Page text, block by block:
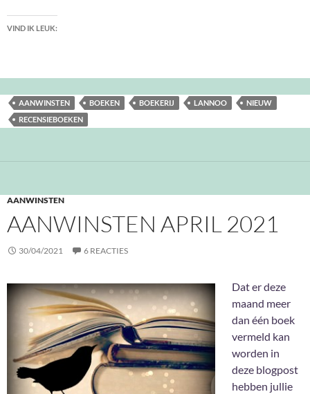
VIND IK LEUK:
AANWINSTEN BOEKEN BOEKERIJ LANNOO
NIEUW
RECENSIEBOEKEN
AANWINSTEN
AANWINSTEN APRIL 2021
30/04/2021 6 REACTIES
Dat er deze
maand meer
dan één boek
vermeld kan
worden in
deze blogpost
hebben jullie